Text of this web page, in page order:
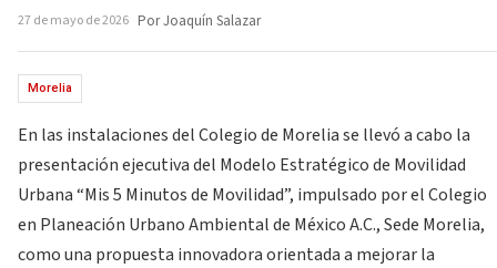
27 de mayo de 2026 Por Joaquín Salazar
Morelia
En las instalaciones del Colegio de Morelia se llevó a cabo la
presentación ejecutiva del Modelo Estratégico de Movilidad
Urbana “Mis 5 Minutos de Movilidad”, impulsado por el Colegio
en Planeación Urbano Ambiental de México A.C., Sede Morelia,
como una propuesta innovadora orientada a mejorar la